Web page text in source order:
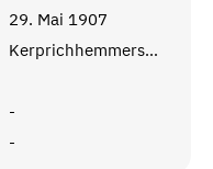
29. Mai 1907
Kerprichhemmersdorf, Saarlouis
-
-